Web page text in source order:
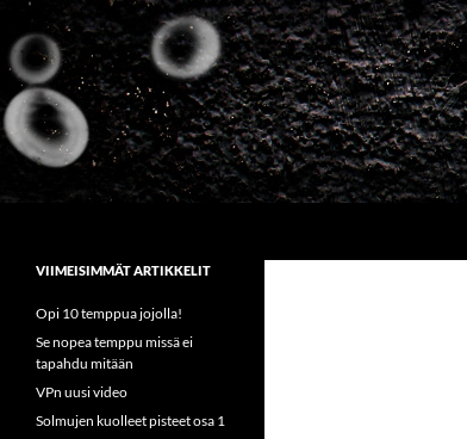
Siirry
sisältöön
Sirkus Kumiankka
VIIMEISIMMÄT ARTIKKELIT
Opi 10 temppua jojolla!
Se nopea temppu missä ei
tapahdu mitään
VPn uusi video
Solmujen kuolleet pisteet osa 1